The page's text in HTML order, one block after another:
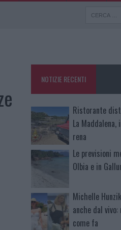
NOTIZIE RECENTI
Ristorante
La Maddalena,
rena
Le previsioni
Olbia e in
Michelle
anche dal
come fa